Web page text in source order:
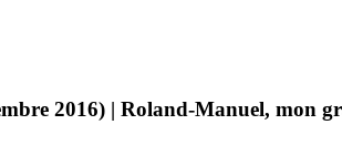
2016) | Roland-Manuel, mon